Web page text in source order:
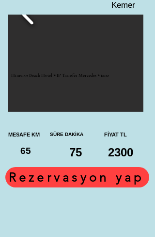
Kemer
Himeros Beach Hotel VIP Transfer Mercedes Viano
MESAFE KM
65
SÜRE DAKİKA
75
FİYAT TL
2300
Rezervasyon yap